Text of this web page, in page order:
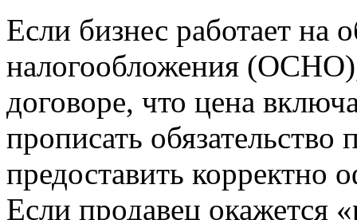
Если бизнес работает на
налогообложения
договоре, что цена
прописать обязательство
предоставить корректно
Если продавец окажется